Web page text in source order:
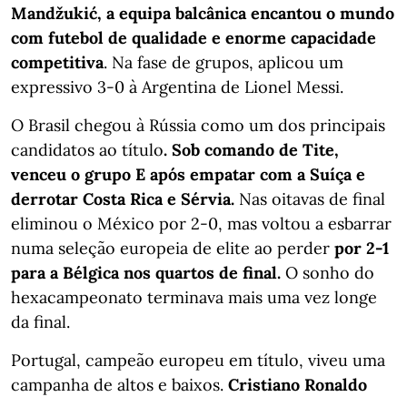
Mandžukić, a equipa balcânica encantou o mundo
com futebol de qualidade e enorme capacidade
competitiva. Na fase de grupos, aplicou um
expressivo 3-0 à Argentina de Lionel Messi.
O Brasil chegou à Rússia como um dos principais
candidatos ao título. Sob comando de Tite,
venceu o grupo E após empatar com a Suíça e
derrotar Costa Rica e Sérvia. Nas oitavas de final
eliminou o México por 2-0, mas voltou a esbarrar
numa seleção europeia de elite ao perder por 2-1
para a Bélgica nos quartos de final. O sonho do
hexacampeonato terminava mais uma vez longe
da final.
Portugal, campeão europeu em título, viveu uma
campanha de altos e baixos. Cristiano Ronaldo